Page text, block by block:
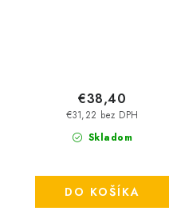
Skladom
€31,22 bez DPH
€38,40
DO KOŠÍKA